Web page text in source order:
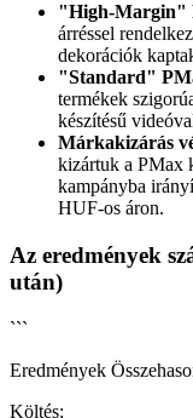
"High-Margin"
árréssel
dekorációk
"Standard"
termékek
készítésű
Márkakizárás
kizártuk a PMax
kampányba
HUF-os áron.
Az eredmények
után)
```
Eredmények
Költés: